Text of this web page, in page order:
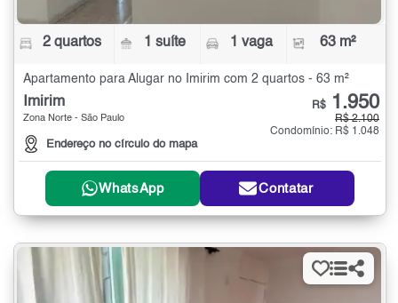
2 quartos 1 suíte 1 vaga 63 m²
Apartamento para Alugar no Imirim com 2 quartos - 63 m²
Imirim
Zona Norte - São Paulo
Endereço no círculo do mapa
R$ 1.950
R$ 2.100
Condomínio: R$ 1.048
WhatsApp Contatar